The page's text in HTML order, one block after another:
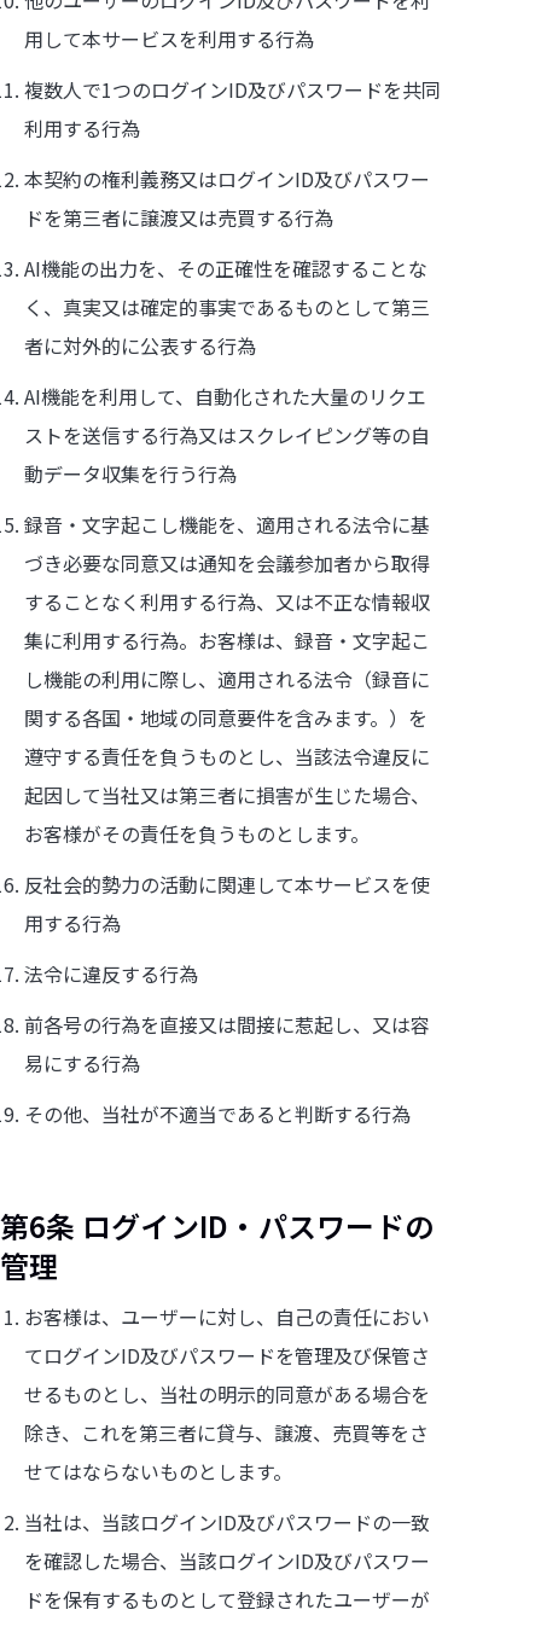
用して本サービスを利用する行為
複数人で1つのログインID及びパスワードを共同
利用する行為
本契約の権利義務又はログインID及びパスワー
ドを第三者に譲渡又は売買する行為
AI機能の出力を、その正確性を確認することな
く、真実又は確定的事実であるものとして第三
者に対外的に公表する行為
AI機能を利用して、自動化された大量のリクエ
ストを送信する行為又はスクレイピング等の自
動データ収集を行う行為
録音・文字起こし機能を、適用される法令に基
づき必要な同意又は通知を会議参加者から取得
することなく利用する行為、又は不正な情報収
集に利用する行為。お客様は、録音・文字起こ
し機能の利用に際し、適用される法令（録音に
関する各国・地域の同意要件を含みます。）を
遵守する責任を負うものとし、当該法令違反に
起因して当社又は第三者に損害が生じた場合、
お客様がその責任を負うものとします。
反社会的勢力の活動に関連して本サービスを使
用する行為
法令に違反する行為
前各号の行為を直接又は間接に惹起し、又は容
易にする行為
その他、当社が不適当であると判断する行為
第6条 ログインID・パスワードの
管理
お客様は、ユーザーに対し、自己の責任におい
てログインID及びパスワードを管理及び保管さ
せるものとし、当社の明示的同意がある場合を
除き、これを第三者に貸与、譲渡、売買等をさ
せてはならないものとします。
当社は、当該ログインID及びパスワードの一致
を確認した場合、当該ログインID及びパスワー
ドを保有するものとして登録されたユーザーが